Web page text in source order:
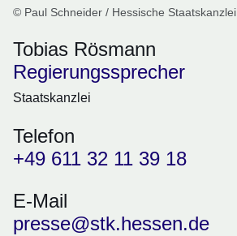
© Paul Schneider / Hessische Staatskanzlei
Tobias Rösmann
Regierungssprecher
Staatskanzlei
Telefon
+49 611 32 11 39 18
E-Mail
presse@stk.hessen.de